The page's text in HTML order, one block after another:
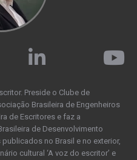
Preside o Clube de
Brasileira de Engenheiros
de Escritores e faz a
de Desenvolvimento
no Brasil e no exterior,
cultural ‘A voz do escritor’ e